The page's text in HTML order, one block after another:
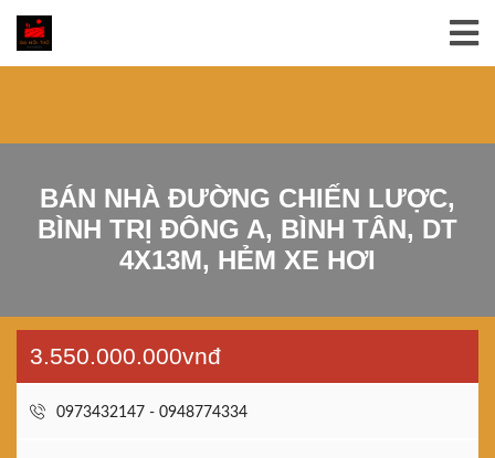
BÁN NHÀ ĐƯỜNG CHIẾN LƯỢC,
BÌNH TRỊ ĐÔNG A, BÌNH TÂN, DT
4X13M, HẺM XE HƠI
3.550.000.000vnđ
0973432147 - 0948774334